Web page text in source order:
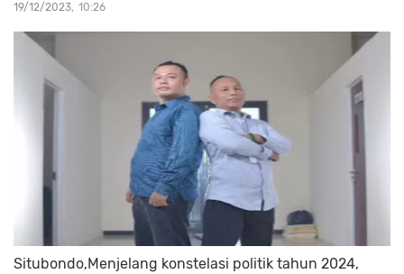
19/12/2023 10:26
Situbondo,Menjelang konstelasi politik tahun 2024,